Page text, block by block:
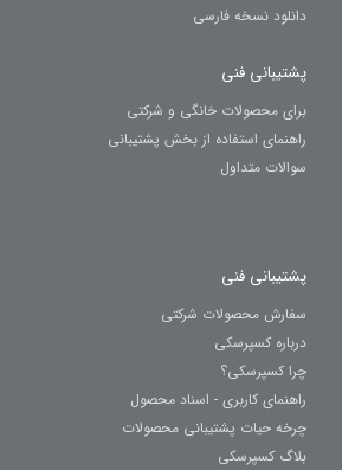
دانلود نسخه فارسی
پشتیبانی فنی
برای محصولات خانگی و شرکتی
راهنمای استفاده از بخش پشتیبانی
سوالات متداول
پشتیبانی فنی
سفارش محصولات شرکتی
درباره کسپرسکی
چرا کسپرسکی؟
راهنمای کاربری - اسناد محصول
چرخه حیات پشتیبانی محصولات
بلاگ کسپرسکی